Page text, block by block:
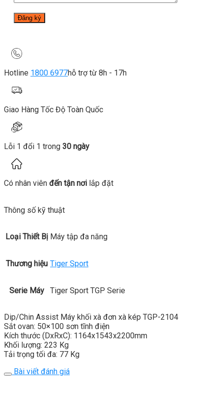
Hotline 1800 6977hỗ trợ từ 8h - 17h
Giao Hàng Tốc Độ Toàn Quốc
Lỗi 1 đổi 1 trong 30 ngày
Có nhân viên đến tận nơi lắp đặt
Thông số kỹ thuật
Loại Thiết Bị Máy tập đa năng
Thương hiệu Tiger Sport
Serie Máy Tiger Sport TGP Serie
Dip/Chin Assist Máy khối xà đơn xà kép TGP-2104
Sắt ovan: 50×100 sơn tĩnh điện
Kích thước (DxRxC): 1164x1543x2200mm
Khối lượng: 223 Kg
Tải trọng tối đa: 77 Kg
Bài viết đánh giá